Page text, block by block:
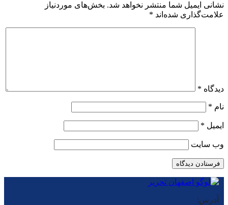
نشانی ایمیل شما منتشر نخواهد شد. بخش‌های موردنیاز
علامت‌گذاری شده‌اند *
دیدگاه *
نام *
ایمیل *
وب‌ سایت
آدرس: